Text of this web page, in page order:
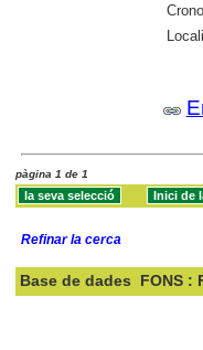
pàgina 1 de 1
Refinar la cerca
Base de dades FONS :